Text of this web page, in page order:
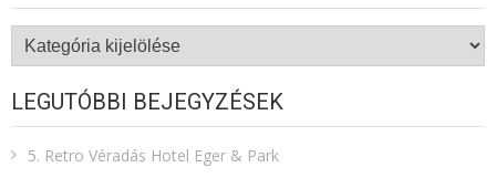
Kategóriák
LEGUTÓBBI BEJEGYZÉSEK
5. Retro Véradás Hotel Eger & Park